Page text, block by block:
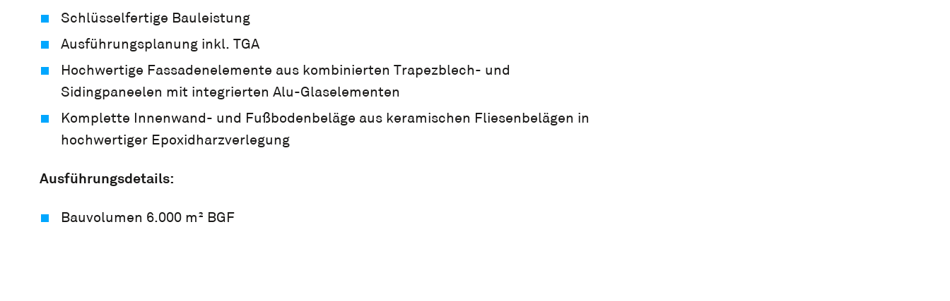
Schlüsselfertige Bauleistung
Ausführungsplanung inkl. TGA
Hochwertige Fassadenelemente aus kombinierten Trapezblech- und
Sidingpaneelen mit integrierten Alu-Glaselementen
Komplette Innenwand- und Fußbodenbeläge aus keramischen Fliesenbelägen in
hochwertiger Epoxidharzverlegung
Ausführungsdetails:
Bauvolumen 6.000 m² BGF